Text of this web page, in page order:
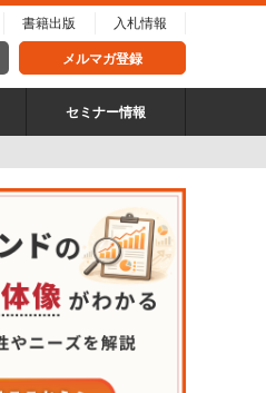
書籍出版
入札情報
メルマガ登録
セミナー情報